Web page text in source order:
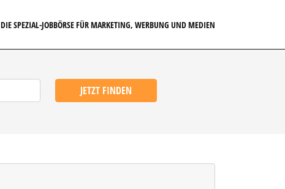
DIE SPEZIAL-JOBBÖRSE FÜR MARKETING, WERBUNG UND MEDIEN
JETZT FINDEN